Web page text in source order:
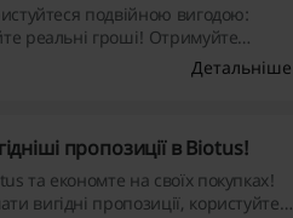
подвійною вигодою:
реальні гроші! Отримуйте
за кожну угоду — більше покупок
друзів до BIOTUS і
Детальніше
пропозиції в Biotus!
та економте на своїх покупках!
вигідні пропозиції, користуйтеся